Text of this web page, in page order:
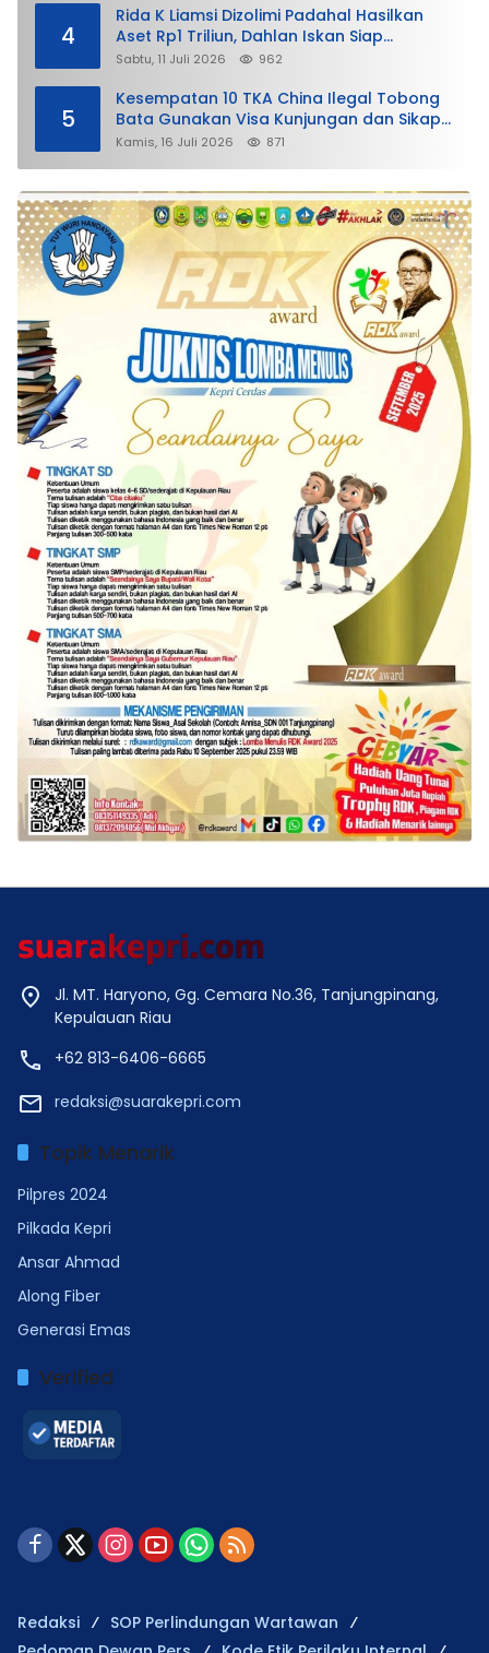
4
Rida K Liamsi Dizolimi Padahal Hasilkan
Aset Rp1 Triliun, Dahlan Iskan Siap
Membela
Sabtu, 11 Juli 2026 962
5
Kesempatan 10 TKA China Ilegal Tobong
Bata Gunakan Visa Kunjungan dan Sikap
Lunak Ditjen Imigrasi Kepri?
Kamis, 16 Juli 2026 871
Jl. MT. Haryono, Gg. Cemara No.36, Tanjungpinang,
Kepulauan Riau
+62 813-6406-6665
redaksi@suarakepri.com
Topik Menarik
Pilpres 2024
Pilkada Kepri
Ansar Ahmad
Along Fiber
Generasi Emas
Verified
Redaksi
SOP Perlindungan Wartawan